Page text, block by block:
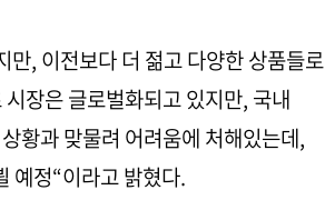
, 이전보다 더 젊고 다양한 상품들로
장은 글로벌화되고 있지만, 국내
황과 맞물려 어려움에 처해있는데,
예정“이라고 밝혔다.